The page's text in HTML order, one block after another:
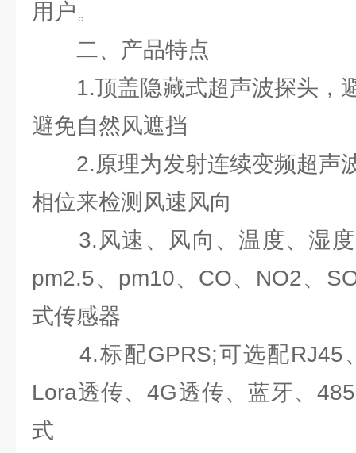
用户。
二、产品特点
1.顶盖隐藏式超声波探头，
避免自然风遮挡
2.原理为发射连续变频超声
相位来检测风速风向
3.风速、风向、温度、湿度
pm2.5、pm10、CO、NO2、
式传感器
4.标配GPRS;可选配RJ45
Lora透传、4G透传、蓝牙、
式